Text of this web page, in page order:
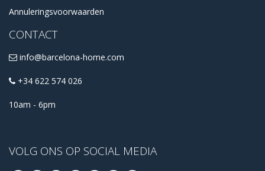
Annuleringsvoorwaarden
CONTACT
info@barcelona-home.com
+34 622 574 026
10am - 6pm
VOLG ONS OP SOCIAL MEDIA